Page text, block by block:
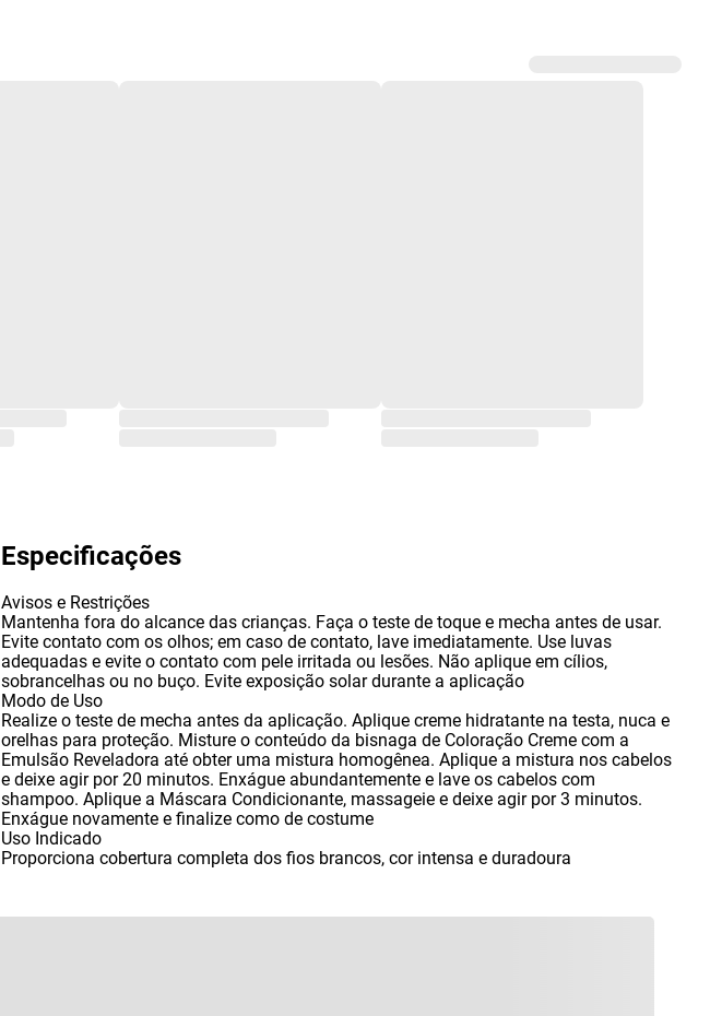
Especificações
Avisos e Restrições
Mantenha fora do alcance das crianças. Faça o teste de toque e mecha antes de usar.
Evite contato com os olhos; em caso de contato, lave imediatamente. Use luvas
adequadas e evite o contato com pele irritada ou lesões. Não aplique em cílios,
sobrancelhas ou no buço. Evite exposição solar durante a aplicação
Modo de Uso
Realize o teste de mecha antes da aplicação. Aplique creme hidratante na testa, nuca e
orelhas para proteção. Misture o conteúdo da bisnaga de Coloração Creme com a
Emulsão Reveladora até obter uma mistura homogênea. Aplique a mistura nos cabelos
e deixe agir por 20 minutos. Enxágue abundantemente e lave os cabelos com
shampoo. Aplique a Máscara Condicionante, massageie e deixe agir por 3 minutos.
Enxágue novamente e finalize como de costume
Uso Indicado
Proporciona cobertura completa dos fios brancos, cor intensa e duradoura